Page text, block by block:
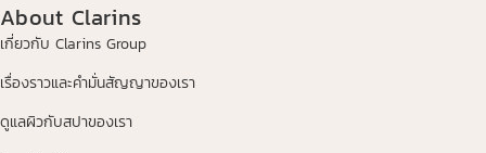
About Clarins
เกี่ยวกับ Clarins Group
เรื่องราวและคำมั่นสัญญาของเรา
ดูแลผิวกับสปาของเรา